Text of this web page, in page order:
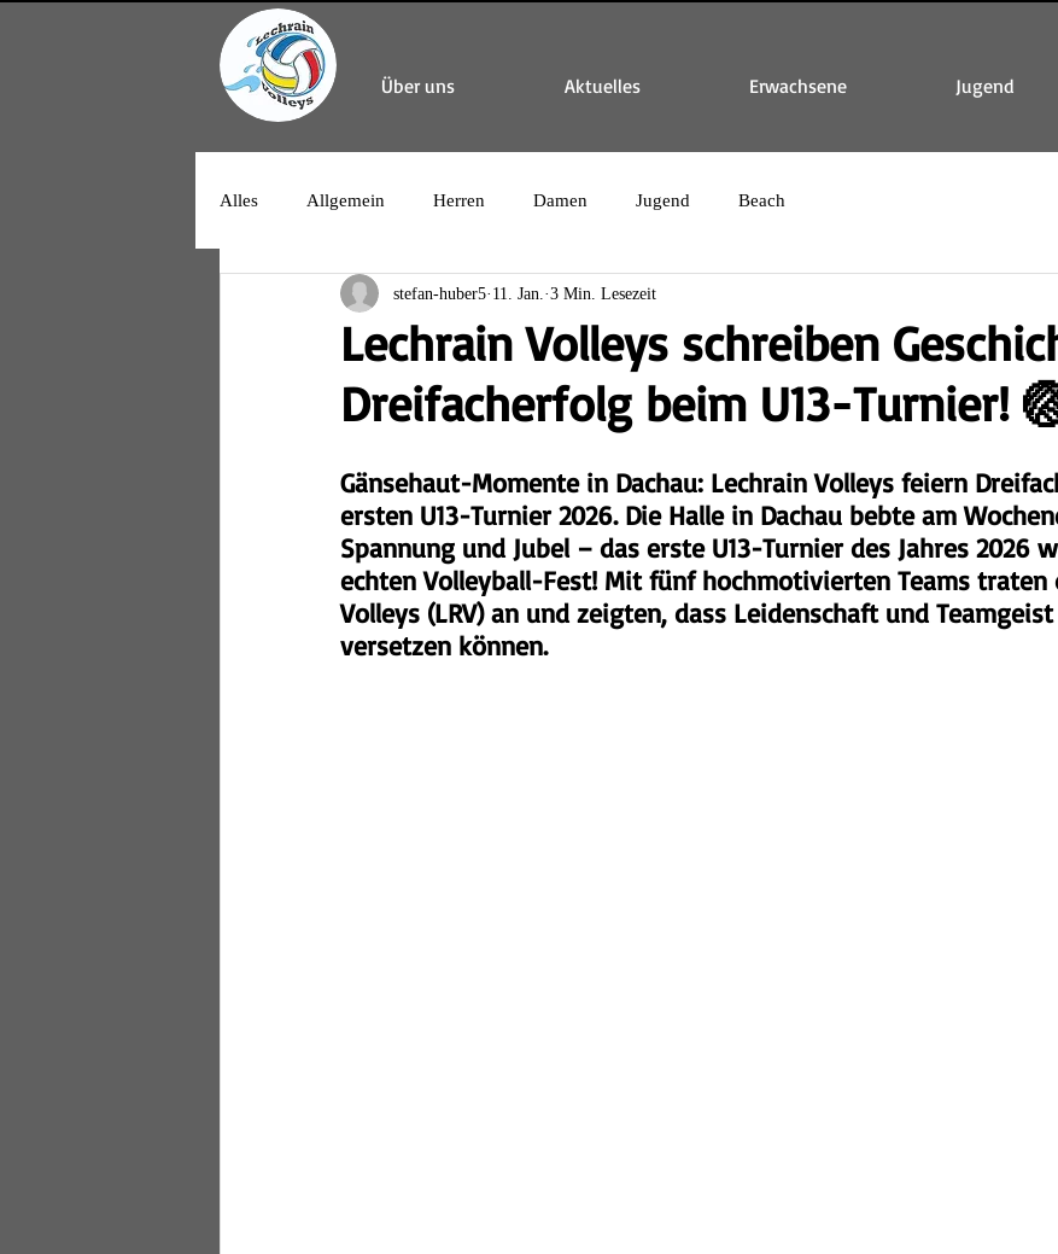
Über uns Aktuelles Erwachsene Jugend
Alles Allgemein Herren Damen Jugend Beach
Lechrain Volleys schreiben
Dreifacherfolg beim U13-Turnier!
stefan-huber5 11. Jan. 3 Min. Lesezeit
Gänsehaut-Momente in Dachau: Lechrain Volleys feiern
ersten U13-Turnier 2026. Die Halle in Dachau bebte am
Spannung und Jubel – das erste U13-Turnier des Jahres 2026
echten Volleyball-Fest! Mit fünf hochmotivierten Teams traten
Volleys (LRV) an und zeigten, dass Leidenschaft und
versetzen können.